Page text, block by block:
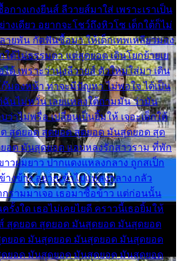
กางเกงยีนส์ ลีวายส์มาใส่ เพราะเราเป็น
างเดียว อยากจะโชว์ถึงหิวโซ เด็กใต้ก็ไม่
ายพัน กัดฟันซื้อมา ให้เด็กเทพเหลียวมอง
ใต้ไม่ธรรมดา แต่สุดยอด เดินโยกย้ายเย
ด้ เพราะว่านุ่งลีวายส์ ตัวใหม่ใส่มา เดิน
มองหน้า ท่าจะมีปัญหา ไม่พอใจ ได้เป็น
ฉันไม่หวั่น เลยแหลงใต้ถามมัน ว่ามัน
าไม่พรื่อ เปลี่ยนเป็นยิ้มให้ เจอะเด็กใต้
ด สุดยอด สุดยอด สุดยอด มันสุดยอด สุด
อด มันสุดยอด แอบหลงรักสาวราม ที่พัก
าวผมยาว ปากแดงแหลงกลาง ถูกสเป็ก
างข้าง อยากเข้าไปแหลงกลาง กลัว
รามมาเจอ เธอมาซื้อข้าว แต่ก่อนนั้น
ครั้งใด เธอไม่เคยไยดี คราวนี้เธอยิ้มให้
สุดยอด สุดยอด มันสุดยอด มันสุดยอด
ยอด มันสุดยอด มันสุดยอด มันสุดยอด
ยอด มันสุดยอด มันสุดยอด มันสุดยอด